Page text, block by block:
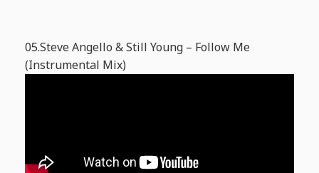
05.Steve Angello & Still Young – Follow Me
(Instrumental Mix)